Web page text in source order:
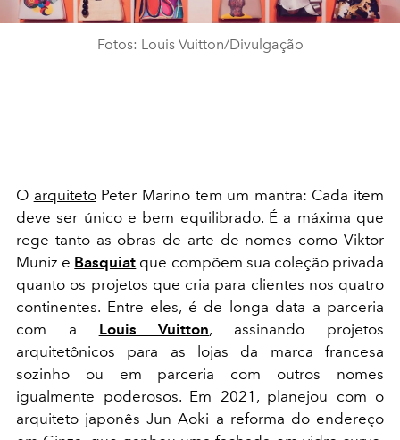
Fotos: Louis Vuitton/Divulgação
O arquitetoPeter Marino tem um mantra: Cada item
deve ser único e bem equilibrado. É a máxima que
rege tanto as obras de arte de nomes como Viktor
Muniz e Basquiat que compõem sua coleção privada
quanto os projetos que cria para clientes nos quatro
continentes. Entre eles, é de longa data a parceria
com a Louis Vuitton, assinando projetos
arquitetônicos para as lojas da marca francesa
sozinho ou em parceria com outros nomes
igualmente poderosos. Em 2021, planejou com o
arquiteto japonês Jun Aoki a reforma do endereço